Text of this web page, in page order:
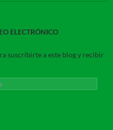
ELECTRÓNICO
suscribirte a este blog y recibir